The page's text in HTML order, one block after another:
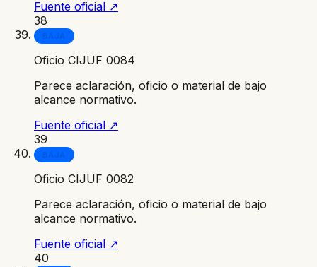
Fuente oficial ↗
38
BAJA
Oficio CIJUF 0084
Parece aclaración, oficio o material de bajo
alcance normativo.
Fuente oficial ↗
39
BAJA
Oficio CIJUF 0082
Parece aclaración, oficio o material de bajo
alcance normativo.
Fuente oficial ↗
40